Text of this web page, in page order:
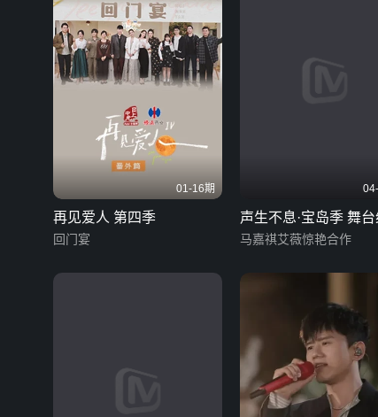
01-16期
再见爱人 第四季
回门宴
声生不息·宝岛季 舞台
版
马嘉祺艾薇惊艳合作